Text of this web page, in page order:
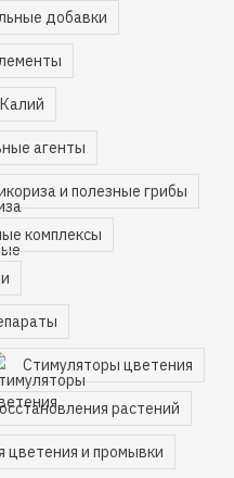
добавки
агенты
и полезные грибы
комплексы
Стимуляторы цветения
растений
цветения и промывки